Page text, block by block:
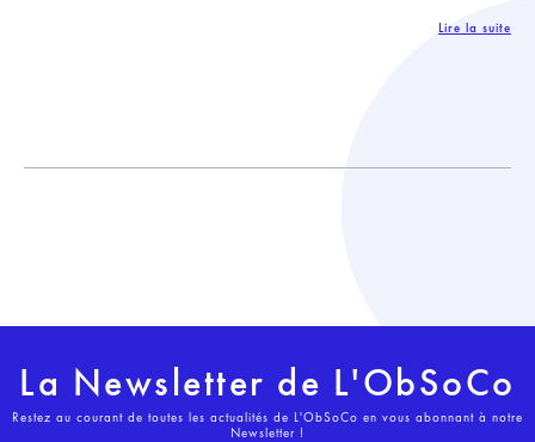
Lire la suite
La Newsletter de L'ObSoCo
Restez au courant de toutes les actualités de L'ObSoCo en vous abonnant à notre
Newsletter !